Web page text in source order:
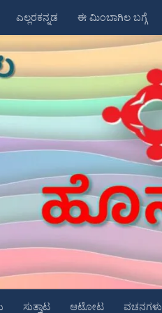
ಎಲ್ಲರಕನ್ನಡ ಈ ಮಿಂಬಾಗಿಲ ಬಗ್ಗೆ
ಸುತ್ತಾಟ ಆಟೋಟ ವಚನಗಳು